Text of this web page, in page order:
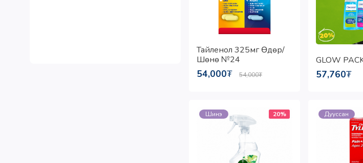
Тайленол 325мг Өдөр/
Шөнө №24
54,000₮ 54,000₮
GLOW
57,760₮
Шинэ 20% Дууссан